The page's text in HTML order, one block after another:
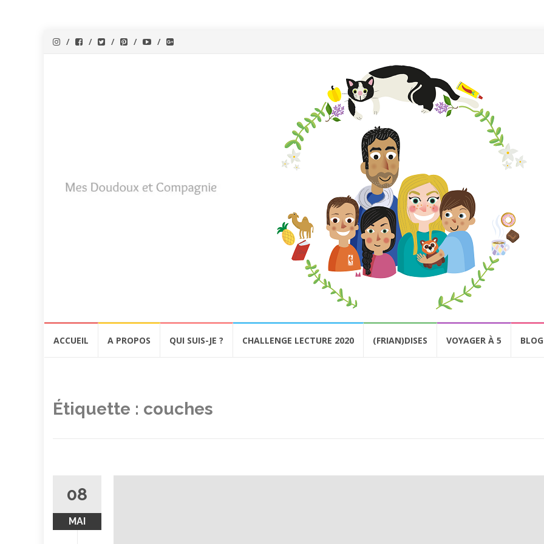
ACCUEIL A PROPOS QUI SUIS-JE ? CHALLENGE LECTURE 2020 (FRIAN)DISES VOYAGER À 5
Étiquette : couches
08
MAI